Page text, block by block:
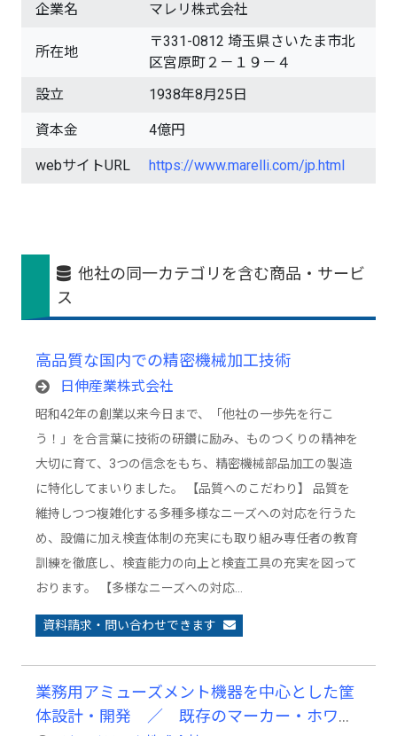
企業名 マレリ株式会社
所在地
〒331-0812 埼玉県さいたま市北
区宮原町２－１９－４
設立
1938年8月25日
資本金 4億円
webサイトURL https://www.marelli.com/jp.html
他社の同一カテゴリを含む商品・サービ
ス
高品質な国内での精密機械加工技術
日伸産業株式会社
昭和42年の創業以来今日まで、「他社の一歩先を行こ
う！」を合言葉に技術の研鑽に励み、ものつくりの精神を
大切に育て、3つの信念をもち、精密機械部品加工の製造
に特化してまいりました。 【品質へのこだわり】 品質を
維持しつつ複雑化する多種多様なニーズへの対応を行うた
め、設備に加え検査体制の充実にも取り組み専任者の教育
訓練を徹底し、検査能力の向上と検査工具の充実を図って
おります。 【多様なニーズへの対応…
資料請求・問い合わせできます
業務用アミューズメント機器を中心とした筐
体設計・開発 ／ 既存のマーカー・ホワイ